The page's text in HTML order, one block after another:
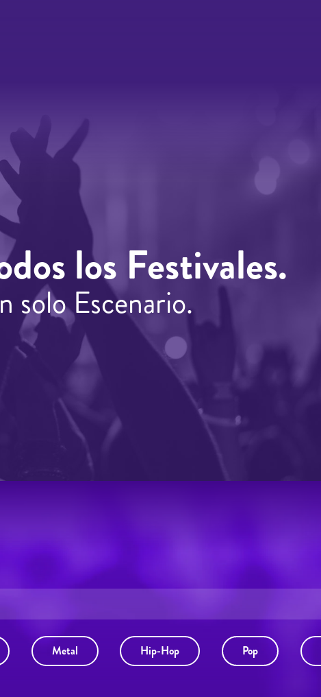
los Festivales.
solo Escenario.
Metal Hip-Hop Pop